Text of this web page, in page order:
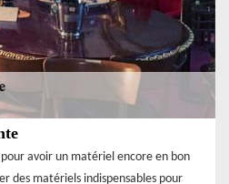
avoir un matériel encore en bon
des matériels indispensables pour